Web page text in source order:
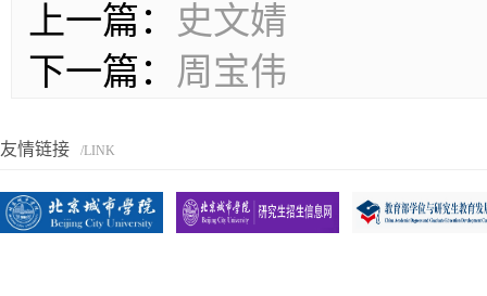
上一篇：
史文婧
下一篇： 周宝伟
友情链接 /LINK